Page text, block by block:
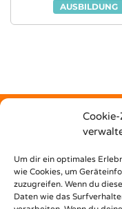
Um dir ein optimales
wie Cookies, um
zuzugreifen. Wenn du
Daten wie das
AUSBILDUNG
unterstützt dich Nest